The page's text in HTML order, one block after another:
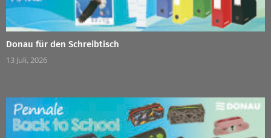
Donau für den Schreibtisch
13 Juli, 2026